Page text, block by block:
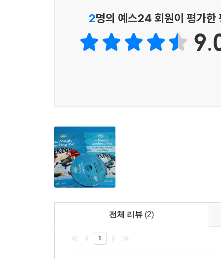
2명의 예스24 회원이 평가한
전체 리뷰 (2)
1